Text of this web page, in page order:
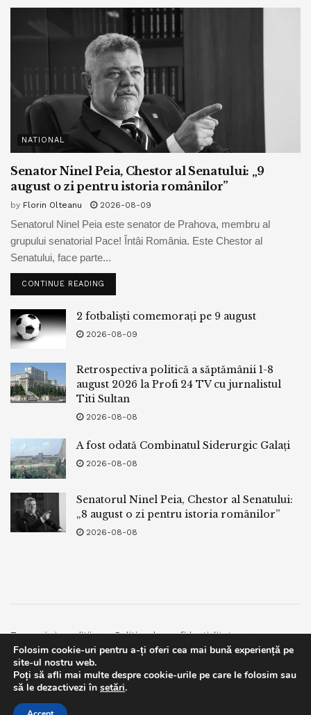
NATIONAL
Senator Ninel Peia, Chestor al Senatului: „9
august o zi pentru istoria românilor”
by Florin Olteanu 2026-08-09
Senatorul Ninel Peia este senator de Prahova, membru al
grupului senatorial Pace! Întâi România. Este Chestor al
Senatului, face parte...
CONTINUE READING
2 fotbaliști comemorați pe 9 august
2026-08-09
Retrospectiva politică a săptămânii 1-8
august 2026 la Profi 24 TV cu jurnalistul
Titi Sultan
2026-08-08
A fost odată Combinatul Siderurgic Galați
2026-08-08
Senatorul Ninel Peia, Chestor al Senatului:
„8 august o zi pentru istoria românilor”
2026-08-08
Termeni si conditii
Politica de confidentialitate
Facebook
Contact
© 2019bpnews- Business & Politics Newsbpnews.
Folosim cookie-uri pentru a-ți oferi cea mai bună experiență pe
site-ul nostru web.
Poți să afli mai multe despre cookie-urile pe care le folosim sau
să le dezactivezi în setări.
This website uses GDPR cookies. By continuing to use this
website you are giving consent to cookies being used. Visit our